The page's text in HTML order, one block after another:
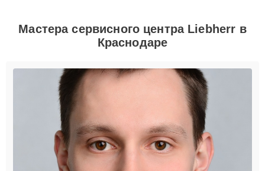
Мастера сервисного центра Liebherr в
Краснодаре